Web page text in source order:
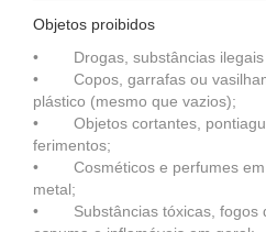
Objetos proibidos
• Drogas, substâncias ilegais
• Copos, garrafas ou
plástico (mesmo que vazios);
• Objetos cortantes,
ferimentos;
• Cosméticos e perfumes em
metal;
• Substâncias tóxicas, fogos